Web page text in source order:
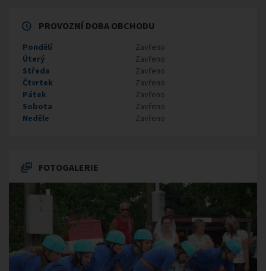
PROVOZNÍ DOBA OBCHODU
Pondělí
Zavřeno
Úterý
Zavřeno
Středa
Zavřeno
Čtvrtek
Zavřeno
Pátek
Zavřeno
Sobota
Zavřeno
Neděle
Zavřeno
FOTOGALERIE